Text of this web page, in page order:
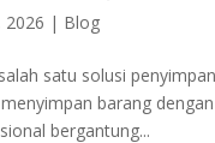
2026 | Blog
satu solusi
barang
bergantung...